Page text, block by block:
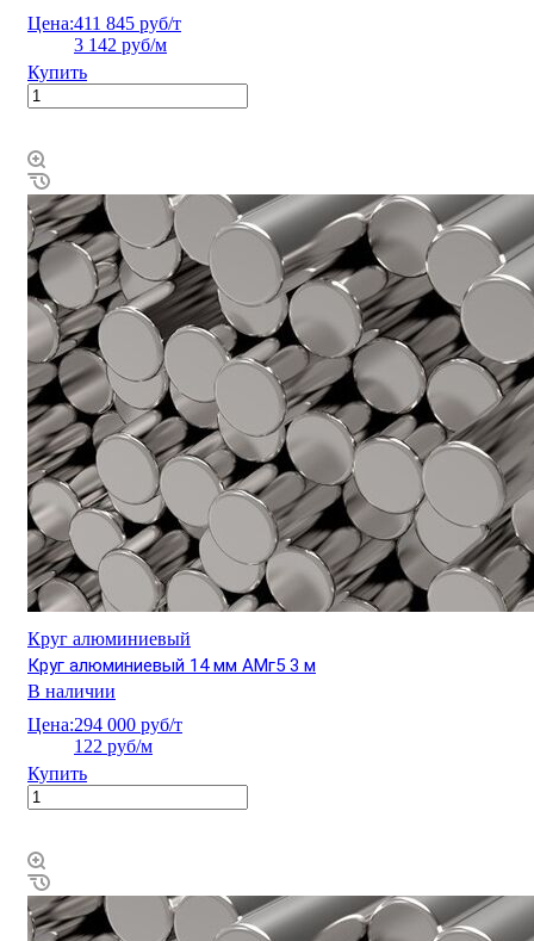
Цена:411 845 руб/т
3 142 руб/м
Купить
Круг алюминиевый
Круг алюминиевый 14 мм АМг5 3 м
В наличии
Цена:294 000 руб/т
122 руб/м
Купить